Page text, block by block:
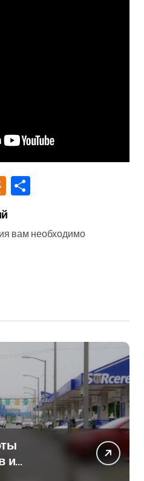
Odnoklassniki
вам необходимо
и